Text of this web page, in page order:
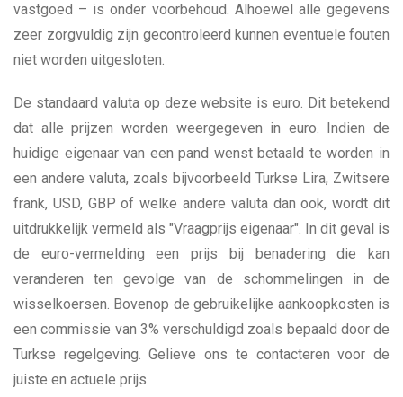
vastgoed – is onder voorbehoud. Alhoewel alle gegevens
zeer zorgvuldig zijn gecontroleerd kunnen eventuele fouten
niet worden uitgesloten.
De standaard valuta op deze website is euro. Dit betekend
dat alle prijzen worden weergegeven in euro. Indien de
huidige eigenaar van een pand wenst betaald te worden in
een andere valuta, zoals bijvoorbeeld Turkse Lira, Zwitsere
frank, USD, GBP of welke andere valuta dan ook, wordt dit
uitdrukkelijk vermeld als "Vraagprijs eigenaar". In dit geval is
de euro-vermelding een prijs bij benadering die kan
veranderen ten gevolge van de schommelingen in de
wisselkoersen. Bovenop de gebruikelijke aankoopkosten is
een commissie van 3% verschuldigd zoals bepaald door de
Turkse regelgeving. Gelieve ons te contacteren voor de
juiste en actuele prijs.